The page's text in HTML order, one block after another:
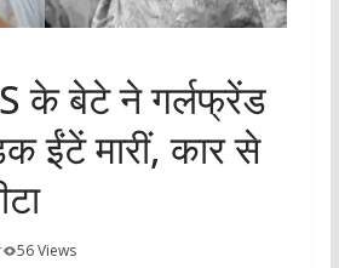
के बेटे ने गर्लफ्रेंड
ईंटें मारीं, कार से
56 Views